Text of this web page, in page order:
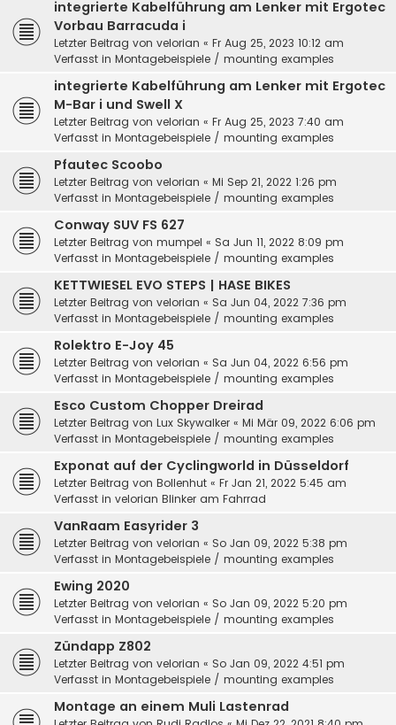
integrierte Kabelführung am Lenker mit Ergotec
Vorbau Barracuda i
Letzter Beitrag von velorian « Fr Aug 25, 2023 10:12 am
Verfasst in Montagebeispiele / mounting examples
integrierte Kabelführung am Lenker mit Ergotec
M-Bar i und Swell X
Letzter Beitrag von velorian « Fr Aug 25, 2023 7:40 am
Verfasst in Montagebeispiele / mounting examples
Pfautec Scoobo
Letzter Beitrag von velorian « Mi Sep 21, 2022 1:26 pm
Verfasst in Montagebeispiele / mounting examples
Conway SUV FS 627
Letzter Beitrag von mumpel « Sa Jun 11, 2022 8:09 pm
Verfasst in Montagebeispiele / mounting examples
KETTWIESEL EVO STEPS | HASE BIKES
Letzter Beitrag von velorian « Sa Jun 04, 2022 7:36 pm
Verfasst in Montagebeispiele / mounting examples
Rolektro E-Joy 45
Letzter Beitrag von velorian « Sa Jun 04, 2022 6:56 pm
Verfasst in Montagebeispiele / mounting examples
Esco Custom Chopper Dreirad
Letzter Beitrag von Lux Skywalker « Mi Mär 09, 2022 6:06 pm
Verfasst in Montagebeispiele / mounting examples
Exponat auf der Cyclingworld in Düsseldorf
Letzter Beitrag von Bollenhut « Fr Jan 21, 2022 5:45 am
Verfasst in velorian Blinker am Fahrrad
VanRaam Easyrider 3
Letzter Beitrag von velorian « So Jan 09, 2022 5:38 pm
Verfasst in Montagebeispiele / mounting examples
Ewing 2020
Letzter Beitrag von velorian « So Jan 09, 2022 5:20 pm
Verfasst in Montagebeispiele / mounting examples
Zündapp Z802
Letzter Beitrag von velorian « So Jan 09, 2022 4:51 pm
Verfasst in Montagebeispiele / mounting examples
Montage an einem Muli Lastenrad